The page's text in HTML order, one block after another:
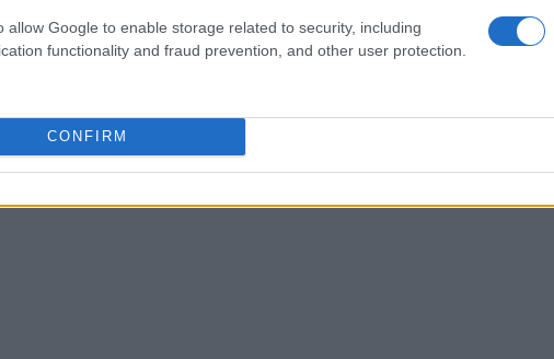
allow Google to enable storage related to security, including
functionality and fraud prevention, and other user protection.
CONFIRM
que vinculam emendas de parlamentares do PL a
do filme. A análise inicial registrada no sistema
públicos estaria servindo a outro propósito que
recursos.